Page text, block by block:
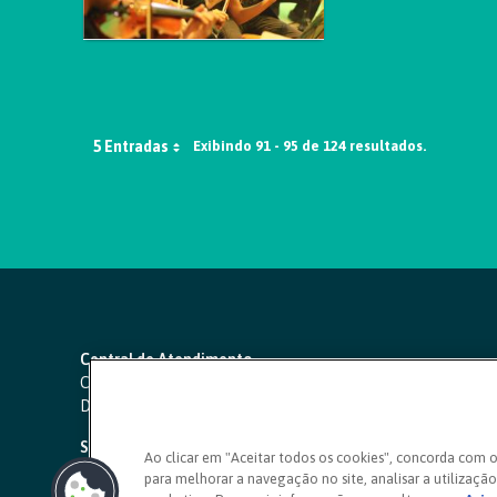
5 Entradas Exibindo 91 - 95 de 124 resultados.
Central de Atendimento
Capitais e regiões metropolitanas:
Demais localidades:
SAC 24 horas
Ouvidoria
Ao clicar em "Aceitar todos os cookies", concorda com
para melhorar a navegação no site, analisar a